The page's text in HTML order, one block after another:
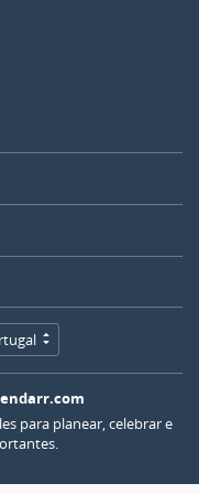
para planear, celebrar e